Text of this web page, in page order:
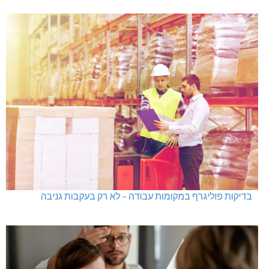
בדיקות פוליגרף במקומות עבודה – לא רק בעקבות גניבה